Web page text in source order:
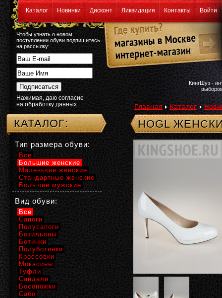
Каталог Новинки Дисконт Ликвидация Контакты Войти
Чтобы узнать о новом
поступлении обуви подпишитесь
на рассылку:
Нажимая, даю согласие
на обработку данных
КингШуз -
Главная Каталог
HOGL
КАТАЛОГ:
Тип размера обуви:
Все
Большие женские
Маленькие женские
Стандартные женские
Большие мужские
Вид обуви:
Все
Сапоги
Полусапоги
Ботильоны
Ботинки
Полуботинки
Кроссовки
Мокасины
Туфли
Сандали
Босоножки
Сабо